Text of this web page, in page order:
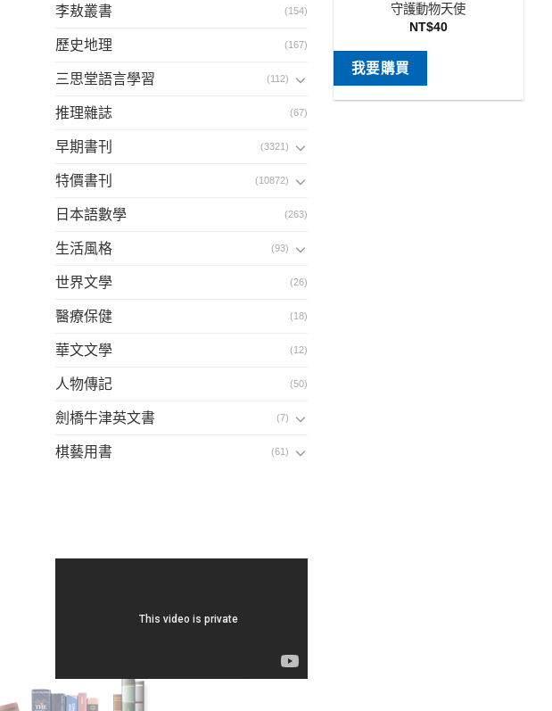
李敖叢書 (154)
歷史地理 (167)
三思堂語言學習 (112)
推理雜誌 (67)
早期書刊 (3321)
特價書刊 (10872)
日本語數學 (263)
生活風格 (93)
世界文學 (26)
醫療保健 (18)
華文文學 (12)
人物傳記 (50)
劍橋牛津英文書 (7)
棋藝用書 (61)
守護動物天使
NT$40
我要購買